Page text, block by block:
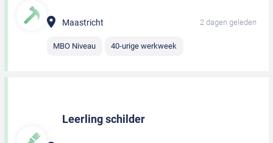
Maastricht 2 dagen geleden
MBO Niveau 40-urige werkweek
Leerling schilder